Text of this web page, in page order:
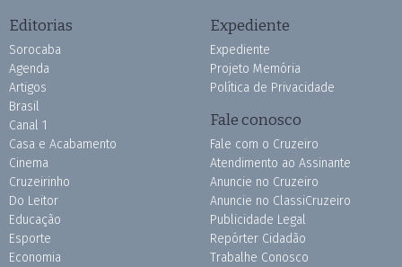
Editorias
Sorocaba
Agenda
Artigos
Brasil
Canal 1
Casa e Acabamento
Cinema
Cruzeirinho
Do Leitor
Educação
Esporte
Economia
Expediente
Expediente
Projeto Memória
Política de Privacidade
Fale conosco
Fale com o Cruzeiro
Atendimento ao Assinante
Anuncie no Cruzeiro
Anuncie no ClassiCruzeiro
Publicidade Legal
Repórter Cidadão
Trabalhe Conosco